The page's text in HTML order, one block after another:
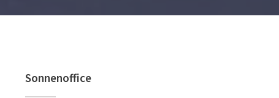
Sonnenoffice